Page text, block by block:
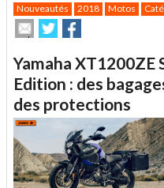
Nouveautés 2018 Motos
Envoyer
cet
à
un
ami
Partager
sur
sur
Yamaha XT1200ZE
Edition : des
des protections